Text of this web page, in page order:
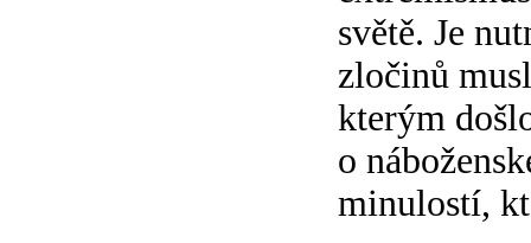
světě. Je
zločinů
kterým
o
minulostí,